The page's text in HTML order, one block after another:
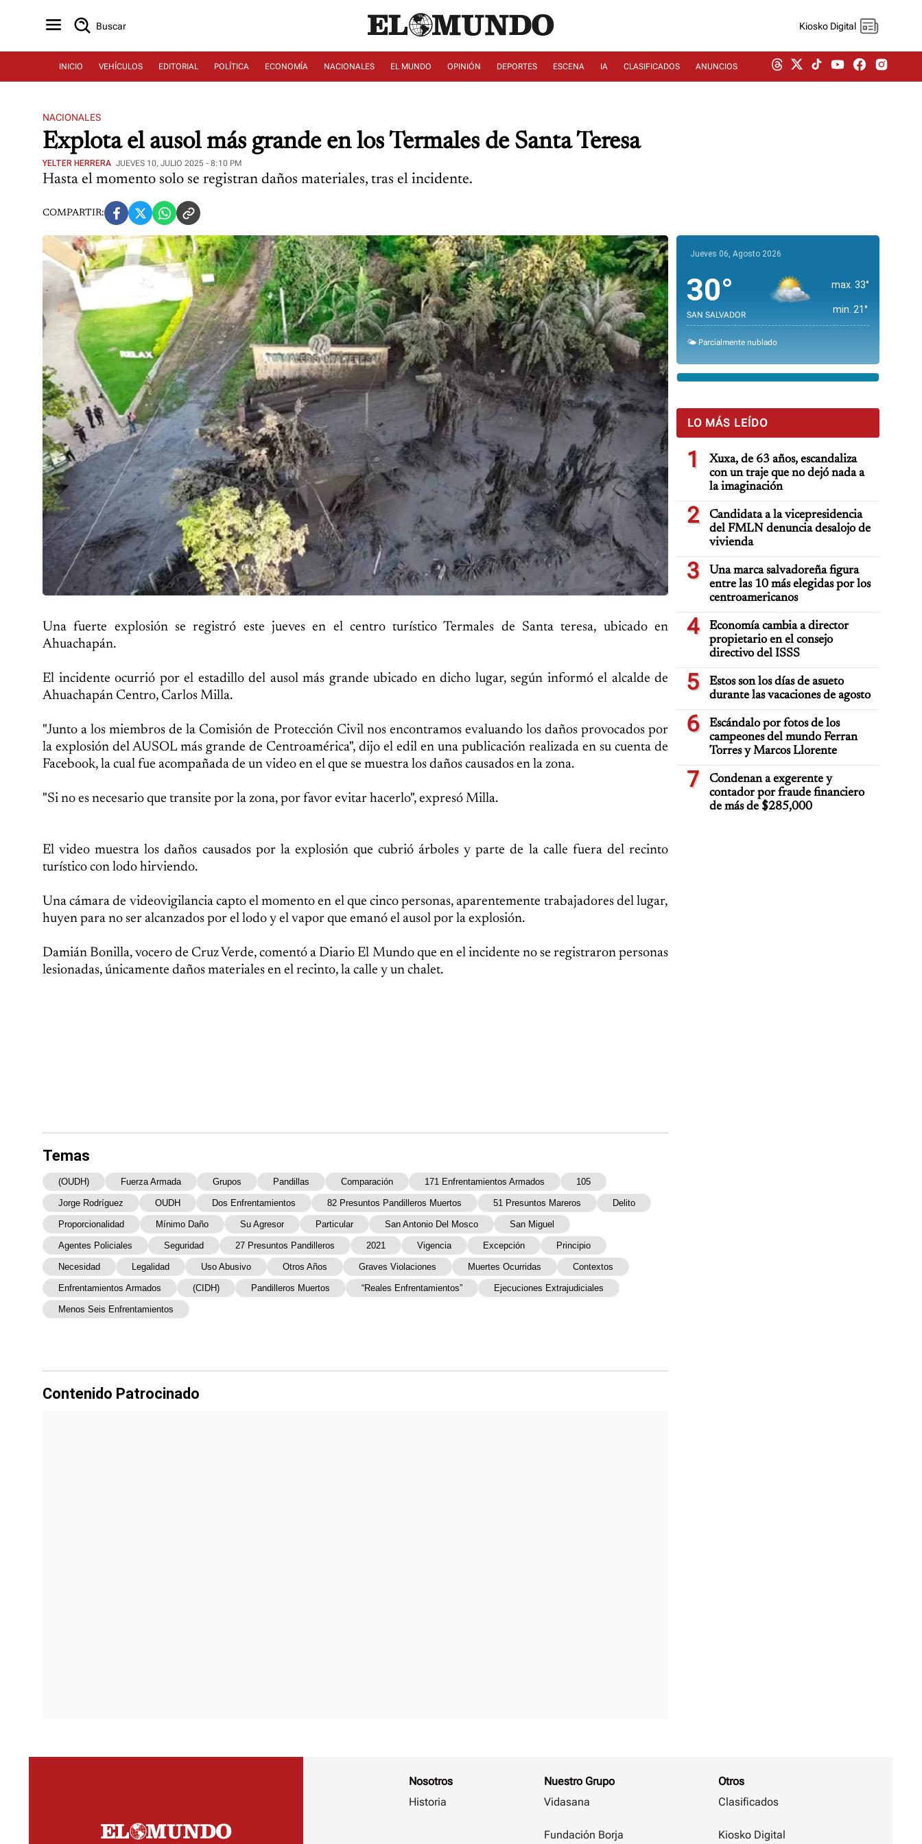
Buscar Kiosko Digital
INICIO VEHÍCULOS EDITORIAL POLÍTICA ECONOMÍA NACIONALES EL MUNDO OPINIÓN DEPORTES ESCENA IA CLASIFICADOS ANUNCIOS
NACIONALES
Explota el ausol más grande en los Termales de Santa Teresa
YELTER HERRERA JUEVES 10, JULIO 2025 - 8:10 PM
Hasta el momento solo se registran daños materiales, tras el incidente.
COMPARTIR:
Una fuerte explosión se registró este jueves en el centro turístico Termales de Santa teresa, ubicado en
Ahuachapán.
El incidente ocurrió por el estadillo del ausol más grande ubicado en dicho lugar, según informó el alcalde de
Ahuachapán Centro, Carlos Milla.
"Junto a los miembros de la Comisión de Protección Civil nos encontramos evaluando los daños provocados por
la explosión del AUSOL más grande de Centroamérica", dijo el edil en una publicación realizada en su cuenta de
Facebook, la cual fue acompañada de un video en el que se muestra los daños causados en la zona.
"Si no es necesario que transite por la zona, por favor evitar hacerlo", expresó Milla.
El video muestra los daños causados por la explosión que cubrió árboles y parte de la calle fuera del recinto
turístico con lodo hirviendo.
Una cámara de videovigilancia capto el momento en el que cinco personas, aparentemente trabajadores del lugar,
huyen para no ser alcanzados por el lodo y el vapor que emanó el ausol por la explosión.
Damián Bonilla, vocero de Cruz Verde, comentó a Diario El Mundo que en el incidente no se registraron personas
lesionadas, únicamente daños materiales en el recinto, la calle y un chalet.
Temas
(OUDH) Fuerza Armada Grupos Pandillas Comparación 171 Enfrentamientos Armados 105
Jorge Rodríguez OUDH Dos Enfrentamientos 82 Presuntos Pandilleros Muertos 51 Presuntos Mareros Delito
Proporcionalidad Mínimo Daño Su Agresor Particular San Antonio Del Mosco San Miguel
Agentes Policiales Seguridad 27 Presuntos Pandilleros 2021 Vigencia Excepción Principio
Necesidad Legalidad Uso Abusivo Otros Años Graves Violaciones Muertes Ocurridas Contextos
Enfrentamientos Armados (CIDH) Pandilleros Muertos “reales Enfrentamientos” Ejecuciones Extrajudiciales
Menos Seis Enfrentamientos
Contenido Patrocinado
Jueves 06, Agosto 2026
30°
SAN SALVADOR
max. 33°
min. 21°
🌤️ Parcialmente nublado
LO MÁS LEÍDO
1
Xuxa, de 63 años, escandaliza
con un traje que no dejó nada a
la imaginación
2
Candidata a la vicepresidencia
del FMLN denuncia desalojo de
vivienda
3
Una marca salvadoreña figura
entre las 10 más elegidas por los
centroamericanos
4
Economía cambia a director
propietario en el consejo
directivo del ISSS
5
Estos son los días de asueto
durante las vacaciones de agosto
6
Escándalo por fotos de los
campeones del mundo Ferran
Torres y Marcos Llorente
7
Condenan a exgerente y
contador por fraude financiero
de más de $285,000
Nosotros
Historia
Nuestro Grupo
Vidasana
Fundación Borja
Otros
Clasificados
Kiosko Digital